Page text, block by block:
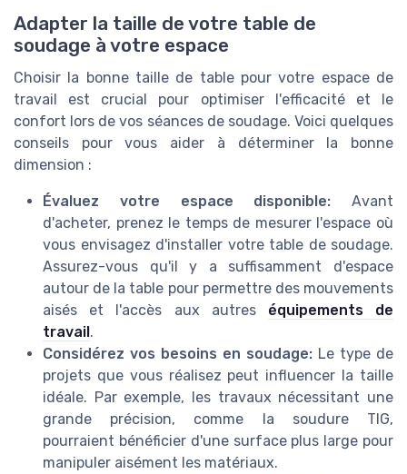
Adapter la taille de votre table de
soudage à votre espace
Choisir la bonne taille de table pour votre espace de
travail est crucial pour optimiser l'efficacité et le
confort lors de vos séances de soudage. Voici quelques
conseils pour vous aider à déterminer la bonne
dimension :
Évaluez votre espace disponible: Avant
d'acheter, prenez le temps de mesurer l'espace où
vous envisagez d'installer votre table de soudage.
Assurez-vous qu'il y a suffisamment d'espace
autour de la table pour permettre des mouvements
aisés et l'accès aux autres équipements de
travail.
Considérez vos besoins en soudage: Le type de
projets que vous réalisez peut influencer la taille
idéale. Par exemple, les travaux nécessitant une
grande précision, comme la soudure TIG,
pourraient bénéficier d'une surface plus large pour
manipuler aisément les matériaux.